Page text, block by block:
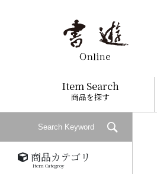
Item Search
商品を探す
商品カテゴリ
Item Categroy